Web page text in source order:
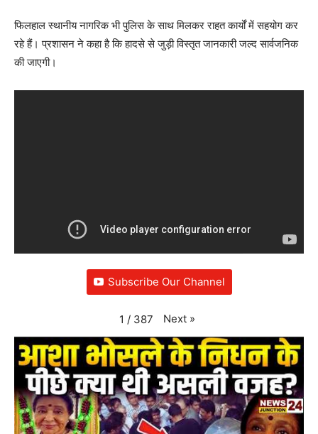
फिलहाल स्थानीय नागरिक भी पुलिस के साथ मिलकर राहत कार्यों में सहयोग कर
रहे हैं। प्रशासन ने कहा है कि हादसे से जुड़ी विस्तृत जानकारी जल्द सार्वजनिक
की जाएगी।
Subscribe Our Channel
1 / 387 Next »